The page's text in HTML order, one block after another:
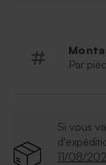
Par
Si vous
11/08/